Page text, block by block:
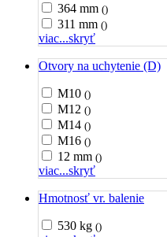
364 mm ()
311 mm ()
viac...skryť
Otvory na uchytenie (D)
M10 ()
M12 ()
M14 ()
M16 ()
12 mm ()
viac...skryť
Hmotnosť vr. balenie
530 kg ()